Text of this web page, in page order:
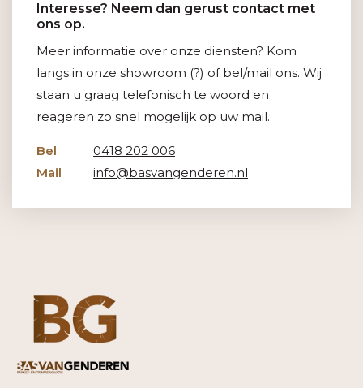
Interesse? Neem dan gerust contact met
ons op.
Meer informatie over onze diensten? Kom
langs in onze showroom (?) of bel/mail ons. Wij
staan u graag telefonisch te woord en
reageren zo snel mogelijk op uw mail.
Bel
0418 202 006
Mail
info@basvangenderen.nl